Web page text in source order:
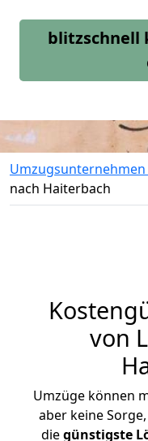
blitzschnell
Umzugsunternehmen
nach Haiterbach
von
Umzüge können
aber keine
diegünstigste